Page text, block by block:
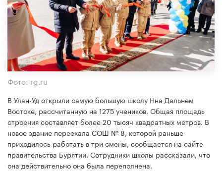
Фото: rg.ru
В Улан-Уд открыли самую большую школу Нна Дальнем
Востоке, рассчитанную на 1275 учеников. Общая площадь
строения составляет более 20 тысяч квадратных метров. В
новое здание переехала СОШ № 8, которой раньше
приходилось работать в три смены, сообщается на сайте
правительства Бурятии. Сотрудники школы рассказали, что
она действительно она была переполнена.